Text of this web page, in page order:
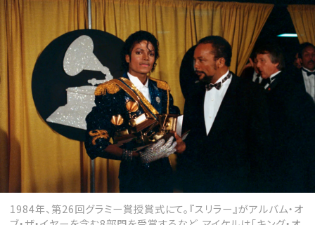
1984年、第26回グラミー賞授賞式にて。『スリラー』がアルバム・オ